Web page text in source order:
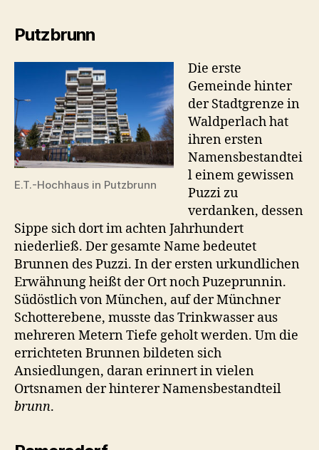
Putzbrunn
E.T.-Hochhaus in Putzbrunn
Die erste
Gemeinde hinter
der Stadtgrenze in
Waldperlach hat
ihren ersten
Namensbestandtei
l einem gewissen
Puzzi zu
verdanken, dessen
Sippe sich dort im achten Jahrhundert
niederließ. Der gesamte Name bedeutet
Brunnen des Puzzi. In der ersten urkundlichen
Erwähnung heißt der Ort noch Puzeprunnin.
Südöstlich von München, auf der Münchner
Schotterebene, musste das Trinkwasser aus
mehreren Metern Tiefe geholt werden. Um die
errichteten Brunnen bildeten sich
Ansiedlungen, daran erinnert in vielen
Ortsnamen der hinterer Namensbestandteil
brunn.